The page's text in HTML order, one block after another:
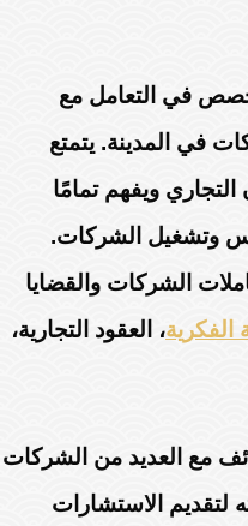
في التعامل مع
في المدينة. يتمتع
ويفهم تمامًا
وتشغيل الشركات.
الشركات والقضايا
الفكرية، العقود التجارية،
مع العديد من الشركات
لتقديم الاستشارات